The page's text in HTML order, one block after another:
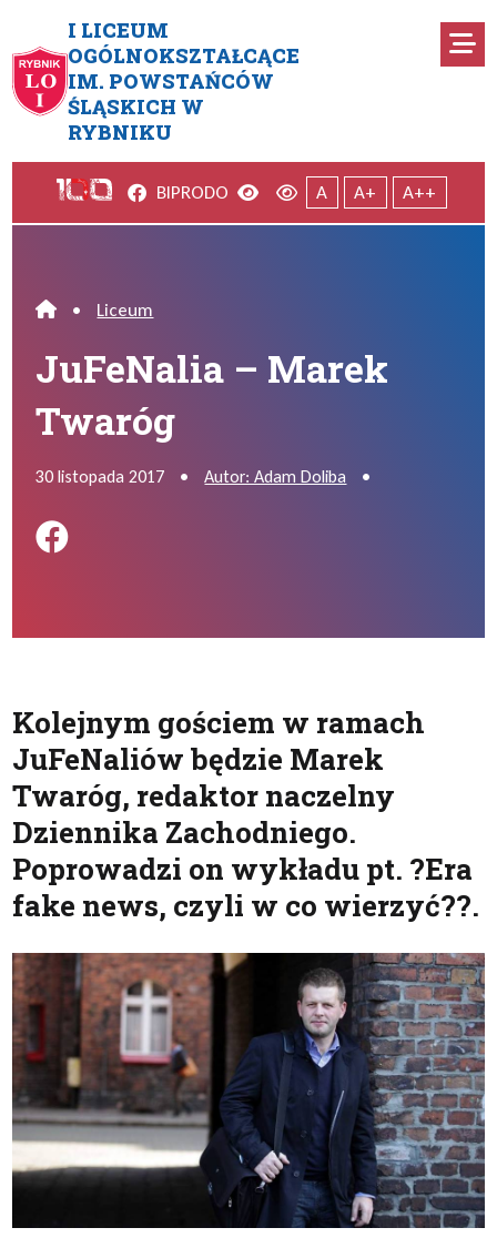
I LICEUM
OGÓLNOKSZTAŁCĄCE
IM. POWSTAŃCÓW
ŚLĄSKICH W
RYBNIKU
JuFeNalia – Marek Twaróg
Facebook
BIPRODO Wersja kontrastowa
Wersja domyślna
A A+ A++
Home
• Liceum
JuFeNalia – Marek
Twaróg
30 listopada 2017 • Autor: Adam Doliba •
Podziel się na FB
Kolejnym gościem w ramach
JuFeNaliów będzie Marek
Twaróg, redaktor naczelny
Dziennika Zachodniego.
Poprowadzi on wykładu pt. ?Era
fake news, czyli w co wierzyć??.